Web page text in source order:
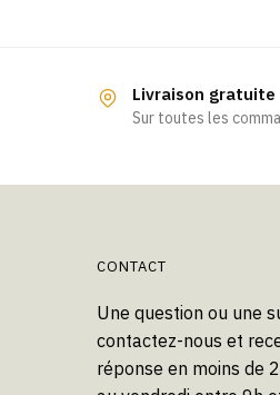
Livraison gratuite
Sur toutes les
CONTACT
Une question ou une
contactez-nous et
réponse en moins de